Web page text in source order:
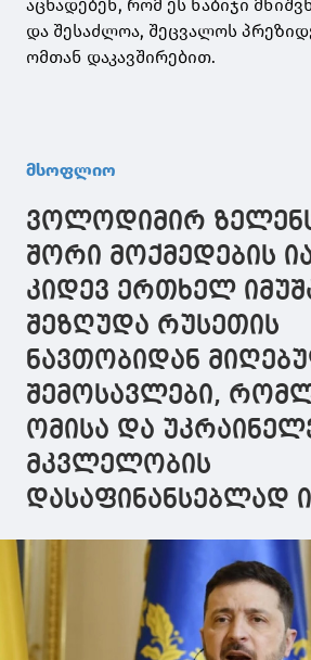
აცხადებენ, რომ ეს ნაბიჯი
და შესაძლოა, შეცვალოს
ომთან დაკავშირებით.
მსოფლიო
ვოლოდიმირ
შორი მოქმედების
კიდევ ერთხელ
შეზღუდა რუსეთის
ნავთობიდან
შემოსავლები,
ომისა და
მკვლელობის
დასაფინანსებლად